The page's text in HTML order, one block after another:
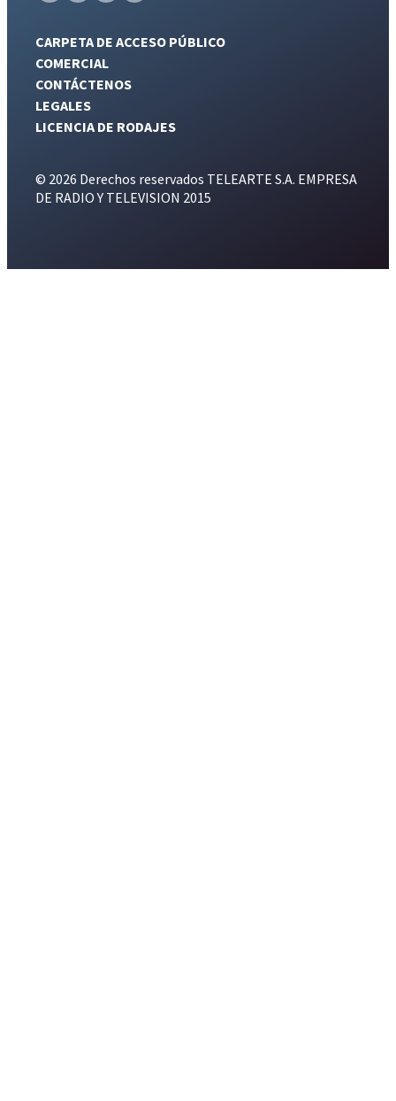
CARPETA DE ACCESO PÚBLICO
COMERCIAL
CONTÁCTENOS
LEGALES
LICENCIA DE RODAJES
© 2026 Derechos reservados TELEARTE S.A. EMPRESA
DE RADIO Y TELEVISION 2015